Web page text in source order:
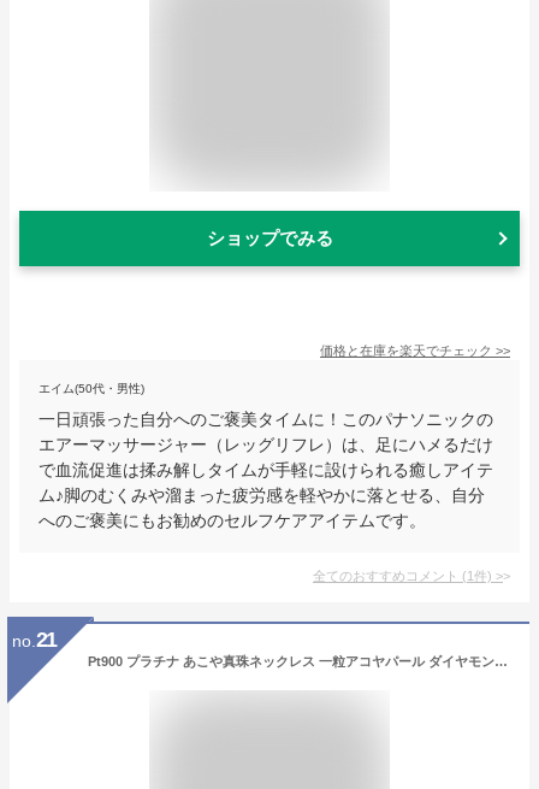
ショップでみる
価格と在庫を楽天でチェック >>
エイム(50代・男性)
一日頑張った自分へのご褒美タイムに！このパナソニックの
エアーマッサージャー（レッグリフレ）は、足にハメるだけ
で血流促進は揉み解しタイムが手軽に設けられる癒しアイテ
ム♪脚のむくみや溜まった疲労感を軽やかに落とせる、自分
へのご褒美にもお勧めのセルフケアアイテムです。
全てのおすすめコメント (1件) >
no. 21
Pt900 プラチナ あこや真珠ネックレス 一粒アコヤパール ダイヤモンド ネックレス【5.0mm】【送料無料】スクリューチェーン プラチナネックレス 一粒パール ネックレス プラチナ 人気 プラチナ フォーマル カジュアル 普段使い レディース プレゼント